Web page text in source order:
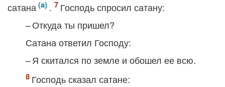
сатана
.
Господь спросил сатану:
– Откуда ты пришел?
Сатана ответил Господу:
– Я скитался по земле и обошел ее всю.
Господь сказал сатане: